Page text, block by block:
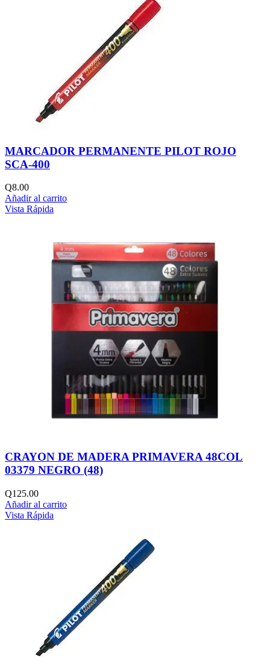
MARCADOR PERMANENTE PILOT ROJO
SCA-400
Q8.00
Añadir al carrito
Vista Rápida
CRAYON DE MADERA PRIMAVERA 48COL
03379 NEGRO (48)
Q125.00
Añadir al carrito
Vista Rápida